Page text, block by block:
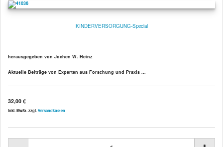
KINDERVERSORGUNG-Special
herausgegeben von Jochen W. Heinz
Aktuelle Beiträge von Experten aus Forschung und Praxis ...
32,00 €
inkl. MwSt. zzgl. Versandkosten